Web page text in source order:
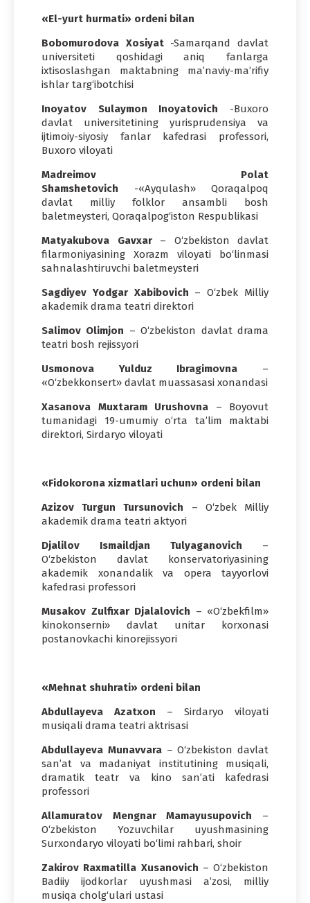
«El-yurt hurmati» ordeni bilan
Bobomurodova Xosiyat-Samarqand davlat
universiteti qoshidagi aniq fanlarga
ixtisoslashgan maktabning ma’naviy-ma’rifiy
ishlar targ‘ibotchisi
Inoyatov Sulaymon Inoyatovich -Buxoro
davlat universitetining yurisprudensiya va
ijtimoiy-siyosiy fanlar kafedrasi professori,
Buxoro viloyati
Madreimov Polat
Shamshetovich -«Ayqulash» Qoraqalpoq
davlat milliy folklor ansambli bosh
baletmeysteri, Qoraqalpog‘iston Respublikasi
Matyakubova Gavxar– O‘zbekiston davlat
filarmoniyasining Xorazm viloyati bo‘linmasi
sahnalashtiruvchi baletmeysteri
Sagdiyev Yodgar Xabibovich – O‘zbek Milliy
akademik drama teatri direktori
Salimov Olimjon – O‘zbekiston davlat drama
teatri bosh rejissyori
Usmonova Yulduz Ibragimovna –
«O‘zbekkonsert» davlat muassasasi xonandasi
Xasanova Muxtaram Urushovna – Boyovut
tumanidagi 19-umumiy o‘rta ta’lim maktabi
direktori, Sirdaryo viloyati
«Fidokorona xizmatlari uchun» ordeni bilan
Azizov Turgun Tursunovich – O‘zbek Milliy
akademik drama teatri aktyori
Djalilov Ismaildjan Tulyaganovich –
O‘zbekiston davlat konservatoriyasining
akademik xonandalik va opera tayyorlovi
kafedrasi professori
Musakov Zulfixar Djalalovich – «O‘zbekfilm»
kinokonserni» davlat unitar korxonasi
postanovkachi kinorejissyori
«Mehnat shuhrati» ordeni bilan
Abdullayeva Azatxon – Sirdaryo viloyati
musiqali drama teatri aktrisasi
Abdullayeva Munavvara– O‘zbekiston davlat
san’at va madaniyat institutining musiqali,
dramatik teatr va kino san’ati kafedrasi
professori
Allamuratov Mengnar Mamayusupovich –
O‘zbekiston Yozuvchilar uyushmasining
Surxondaryo viloyati bo‘limi rahbari, shoir
Zakirov Raxmatilla Xusanovich – O‘zbekiston
Badiiy ijodkorlar uyushmasi a’zosi, milliy
musiqa cholg‘ulari ustasi